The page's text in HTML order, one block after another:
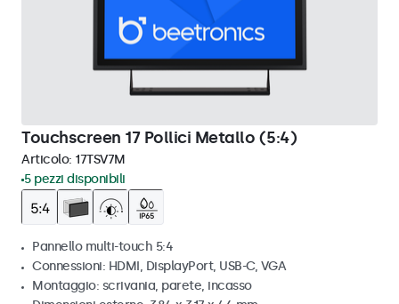
Touchscreen 17 Pollici Metallo (5:4)
Articolo: 17TSV7M
5 pezzi disponibili
Pannello multi-touch 5:4
Connessioni: HDMI, DisplayPort, USB-C, VGA
Montaggio: scrivania, parete, incasso